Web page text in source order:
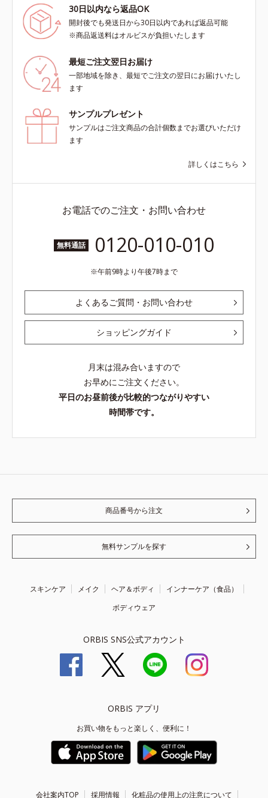
30日以内なら返品OK
開封後でも発送日から30日以内であれば返品可能
※商品返送料はオルビスが負担いたします
最短ご注文翌日お届け
一部地域を除き、最短でご注文の翌日にお届けいたし
ます
サンプルプレゼント
サンプルはご注文商品の合計個数までお選びいただけ
ます
詳しくはこちら
お電話でのご注文・お問い合わせ
無料通話 0120-010-010
午前9時より午後7時まで
よくあるご質問・お問い合わせ
ショッピングガイド
月末は混み合いますので
お早めにご注文ください。
平日のお昼前後が比較的つながりやすい
時間帯です。
商品番号から注文
無料サンプルを探す
スキンケア メイク ヘア＆ボディ
インナーケア（食品）
ボディウェア
ORBIS SNS公式アカウント
ORBIS アプリ
お買い物をもっと楽しく、便利に！
会社案内TOP 採用情報 化粧品の使用上の注意について